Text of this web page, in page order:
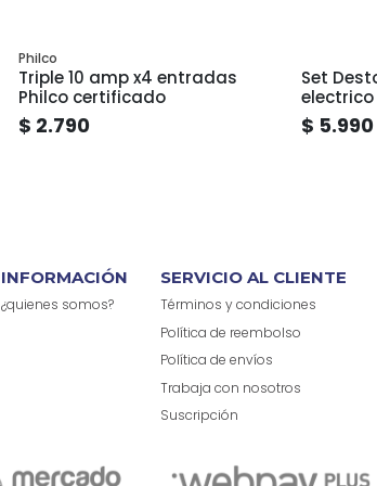
Philco
Triple 10 amp x4 entradas
Philco certificado
$ 2.790
Set
electrico
$ 5.990
INFORMACIÓN
¿quienes somos?
SERVICIO AL CLIENTE
Términos y condiciones
Política de reembolso
Política de envíos
Trabaja con nosotros
Suscripción